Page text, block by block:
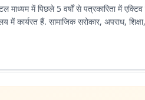
माध्यम में पिछले 5 वर्षों से पत्रकारिता में
कार्यरत हैं. सामाजिक सरोकार, अपराध,